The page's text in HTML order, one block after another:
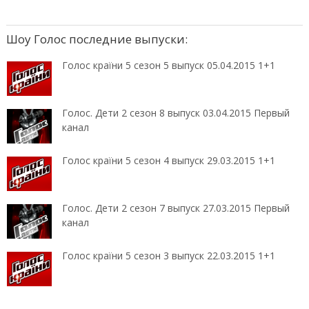
Шоу Голос последние выпуски:
Голос країни 5 сезон 5 выпуск 05.04.2015 1+1
Голос. Дети 2 сезон 8 выпуск 03.04.2015 Первый
канал
Голос країни 5 сезон 4 выпуск 29.03.2015 1+1
Голос. Дети 2 сезон 7 выпуск 27.03.2015 Первый
канал
Голос країни 5 сезон 3 выпуск 22.03.2015 1+1